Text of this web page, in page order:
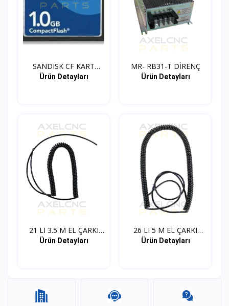
SANDISK CF KART
ADAPTOR...
Ürün Detayları
MR- RB31-T DİRENÇ
Ürün Detayları
21 LI 3.5 M EL ÇARKI
KA...
Ürün Detayları
26 LI 5 M EL ÇARKI
KABL...
Ürün Detayları